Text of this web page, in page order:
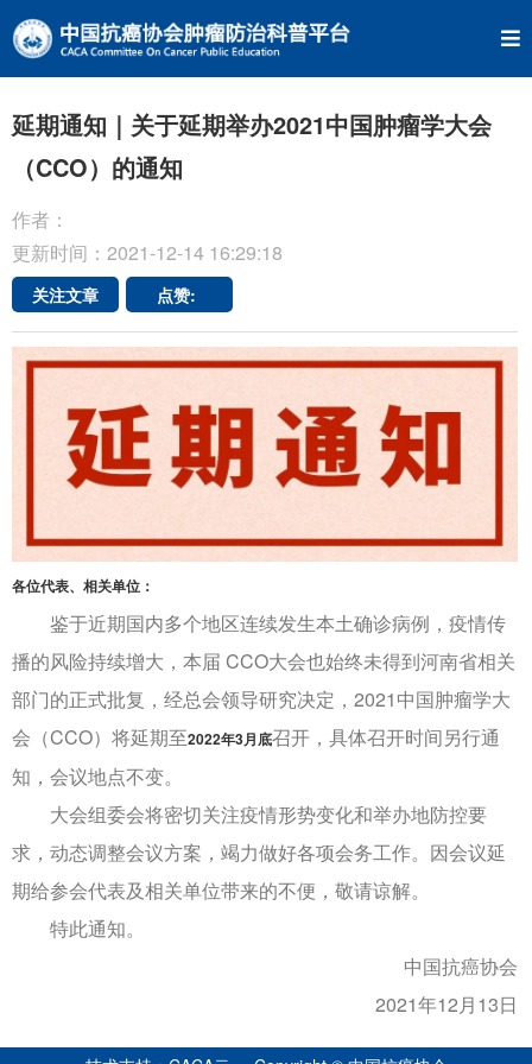
延期通知｜关于延期举办2021中国肿瘤学大会
（CCO）的通知
作者：
更新时间：2021-12-14 16:29:18
关注文章 点赞:
各位代表、相关单位：
鉴于近期国内多个地区连续发生本土确诊病例，疫情传
播的风险持续增大，本届 CCO大会也始终未得到河南省相关
部门的正式批复，经总会领导研究决定，2021中国肿瘤学大
会（CCO）将延期至2022年3月底召开，具体召开时间另行通
知，会议地点不变。
大会组委会将密切关注疫情形势变化和举办地防控要
求，动态调整会议方案，竭力做好各项会务工作。因会议延
期给参会代表及相关单位带来的不便，敬请谅解。
特此通知。
中国抗癌协会
2021年12月13日